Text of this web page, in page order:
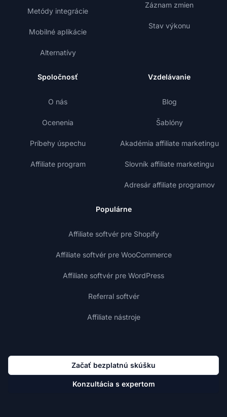
Metódy integrácie
Mobilné aplikácie
Alternatívy
Záznam zmien
Stav výkonu
Spoločnosť
O nás
Ocenenia
Príbehy úspechu
Affiliate program
Vzdelávanie
Blog
Šablóny
Akadémia affiliate marketingu
Slovník affiliate marketingu
Adresár affiliate programov
Populárne
Affiliate softvér pre Shopify
Affiliate softvér pre WooCommerce
Affiliate softvér pre WordPress
Referral softvér
Affiliate nástroje
Začať bezplatnú skúšku
Konzultácia s expertom